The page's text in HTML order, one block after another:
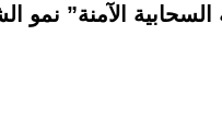
الآمنة” نمو